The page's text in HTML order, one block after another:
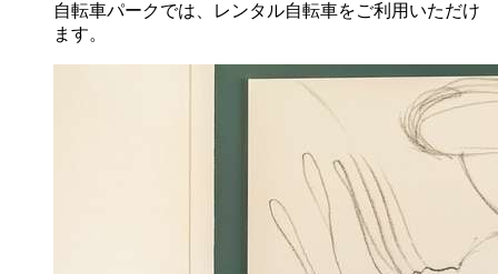
自転車パークでは、レンタル自転車をご利用いただけ
ます。